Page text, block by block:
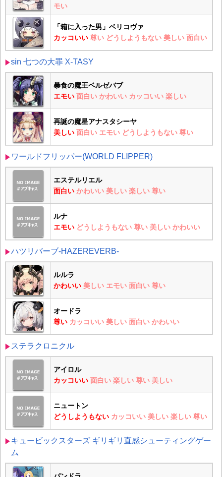
モい
「箱に入った男」ベリコヴァ
カッコいい 尊い どうしようもない 美しい 面白い
sin 七つの大罪 X-TASY
暴食の魔王ベルゼバブ
エモい 面白い かわいい カッコいい 楽しい
再誕の魔星アナスタシーヤ
美しい 面白い エモい どうしようもない 尊い
ワールドフリッパー(WORLD FLIPPER)
エステルリエル
面白い かわいい 美しい 楽しい 尊い
ルナ
エモい どうしようもない 尊い 美しい かわいい
ハツリバーブ-HAZEREVERB-
ルルラ
かわいい 美しい エモい 面白い 尊い
オードラ
尊い カッコいい 美しい 面白い かわいい
ステラクロニクル
アイロル
カッコいい 面白い 楽しい 尊い 美しい
ニュートン
どうしようもない カッコいい 美しい 楽しい 尊い
キュービックスターズ ギリギリ直感シューティングゲー
ム